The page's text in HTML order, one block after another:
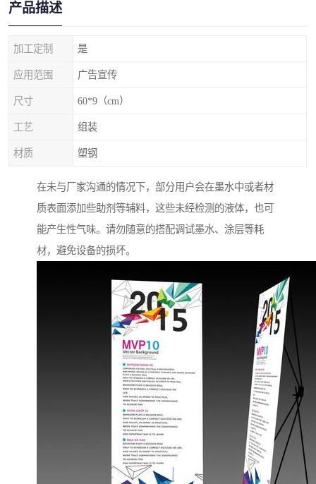
产品描述
加工定制 是
应用范围 广告宣传
尺寸 60*9（cm）
工艺 组装
材质 塑钢
在未与厂家沟通的情况下，部分用户会在墨水中或者材
质表面添加些助剂等辅料，这些未经检测的液体，也可
能产生性气味。请勿随意的搭配调试墨水、涂层等耗
材，避免设备的损坏。